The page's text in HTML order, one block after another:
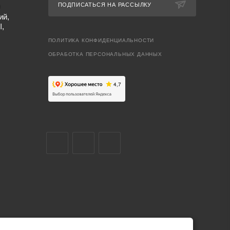
ПОДПИСАТЬСЯ НА РАССЫЛКУ
ПОЛИТИКА КОНФИДЕНЦИАЛЬНОСТИ
ОБРАБОТКА ПЕРСОНАЛЬНЫХ ДАННЫХ